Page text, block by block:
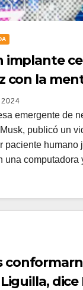
implante
con la
emergente de
publicó un
paciente humano
una
dice